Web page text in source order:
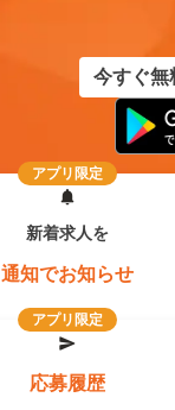
今すぐ無
アプリ限定
新着求人を
通知でお知らせ
アプリ限定
応募履歴